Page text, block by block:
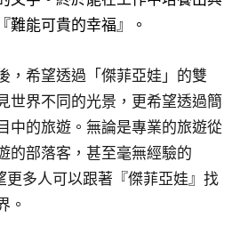
難能可貴的幸福』。
，希望透過「傑菲亞娃」的雙
世界不同的光景，更希望透過簡
中的旅遊。無論是專業的旅遊從
的部落客，甚至毫無經驗的
更多人可以跟著『傑菲亞娃』找
。